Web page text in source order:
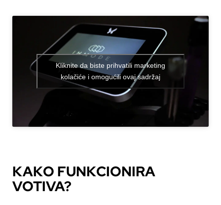
Kliknite da biste prihvatili marketing
kolačiće i omogućili ovaj sadržaj
KAKO FUNKCIONIRA
VOTIVA?